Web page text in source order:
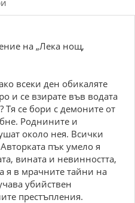
на „Лека нощ,
всеки ден обикаляте
и се взирате във водата
Тя се бори с демоните от
Роднините и
около нея. Всички
пък умело я
вината и невинността,
я в мрачните тайни на
убийствен
престъпления.